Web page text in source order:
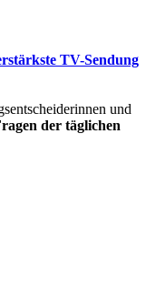
TV-Sendung
und
der täglichen